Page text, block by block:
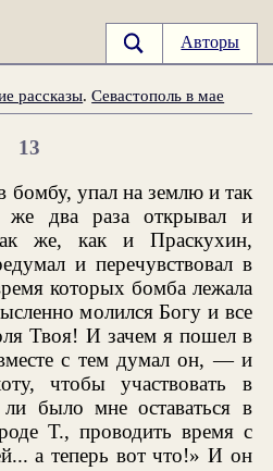
Авторы
рассказы.Севастополь в мае
13
бомбу, упал на землю и так
же два раза открывал и
же, как и Праскухин,
и перечувствовал в
которых бомба лежала
молился Богу и все
Твоя! И зачем я пошел в
с тем думал он, — и
чтобы участвовать в
было мне оставаться в
Т., проводить время с
а теперь вот что!» И он